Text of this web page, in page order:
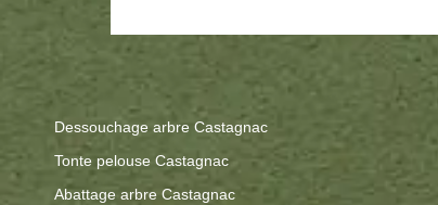
Dessouchage arbre Castagnac
Tonte pelouse Castagnac
Abattage arbre Castagnac